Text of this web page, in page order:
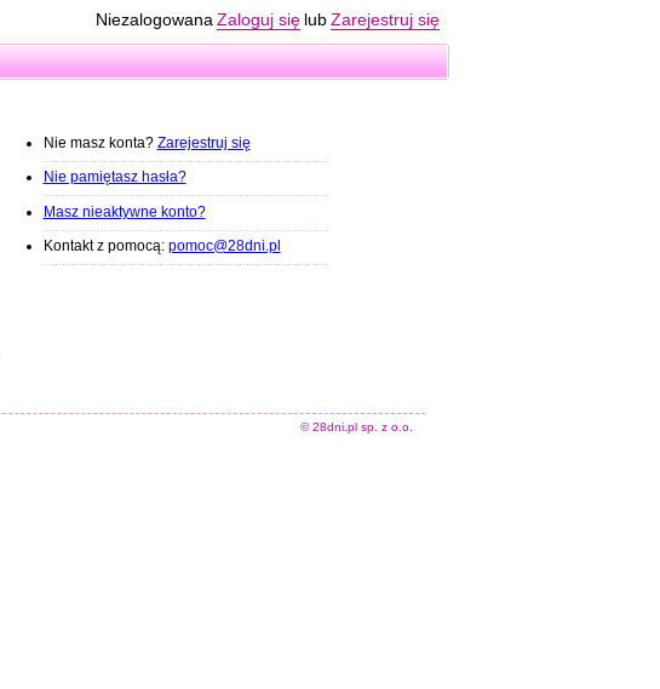
Niezalogowana Zaloguj się lub Zarejestruj się
Nie masz konta? Zarejestruj się
Nie pamiętasz hasła?
Masz nieaktywne konto?
Kontakt z pomocą: pomoc@28dni.pl
© 28dni.pl sp. z o.o.